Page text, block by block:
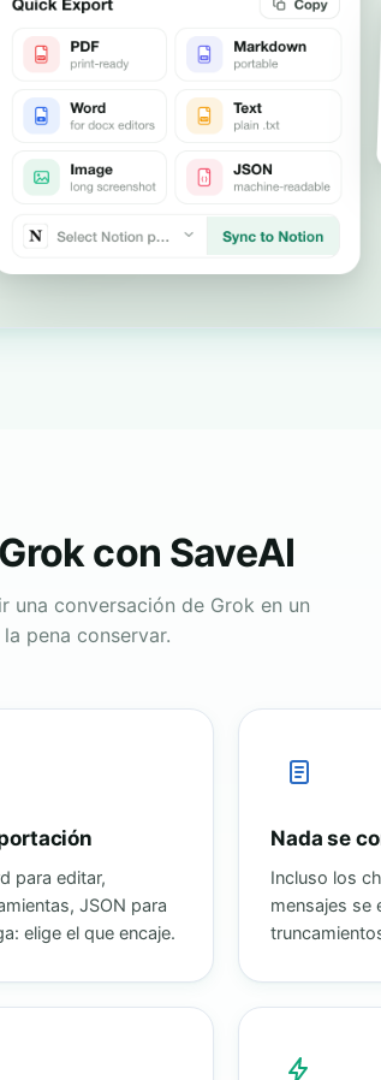
con SaveAI
una conversación de Grok en un
pena conservar.
para editar,
JSON para
elige el que encaje.
Nada se
Incluso los
mensajes se